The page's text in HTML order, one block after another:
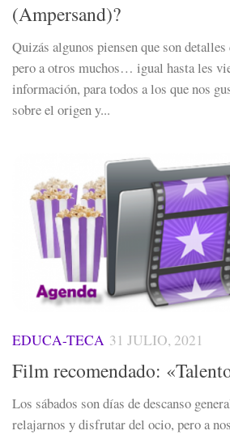
(Ampersand)?
Quizás algunos piensen que son
pero a otros muchos… igual hasta les
información, para todos a los que nos
sobre el origen y...
EDUCA-TECA 31 JULIO, 2021
Film recomendado:
Los sábados son días de descanso
relajarnos y disfrutar del ocio, pero a